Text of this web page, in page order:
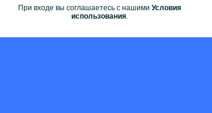
При входе вы соглашаетесь с нашими Условия
использования.